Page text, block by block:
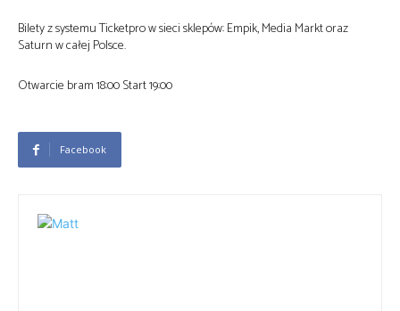
Bilety z systemu Ticketpro w sieci sklepów: Empik, Media Markt oraz
Saturn w całej Polsce.
Otwarcie bram 18:00 Start 19:00
Facebook